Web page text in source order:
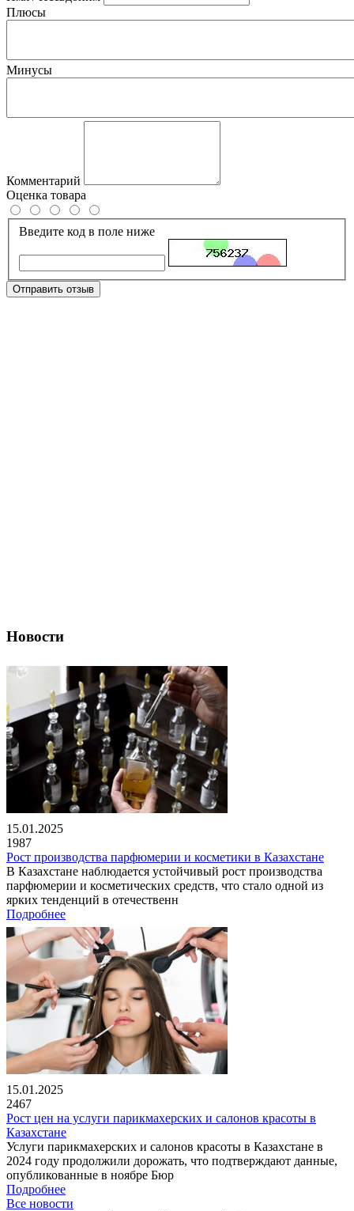
Плюсы
Минусы
Комментарий
Оценка товара
Введите код в поле ниже
Отправить отзыв
Новости
15.01.2025
1987
Рост производства парфюмерии и косметики в Казахстане
В Казахстане наблюдается устойчивый рост производства
парфюмерии и косметических средств, что стало одной из
ярких тенденций в отечественн
Подробнее
15.01.2025
2467
Рост цен на услуги парикмахерских и салонов красоты в
Казахстане
Услуги парикмахерских и салонов красоты в Казахстане в
2024 году продолжили дорожать, что подтверждают данные,
опубликованные в ноябре Бюр
Подробнее
Все новости